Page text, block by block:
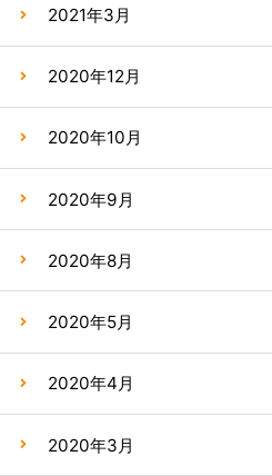
2021年3月
2020年12月
2020年10月
2020年9月
2020年8月
2020年5月
2020年4月
2020年3月